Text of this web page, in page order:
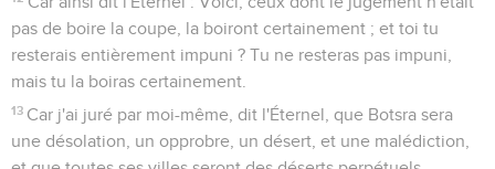
pas de boire la coupe, la boiront certainement ; et toi tu
resterais entièrement impuni ? Tu ne resteras pas impuni,
mais tu la boiras certainement.
13 Car j'ai juré par moi-même, dit l'Éternel, que Botsra sera
une désolation, un opprobre, un désert, et une malédiction,